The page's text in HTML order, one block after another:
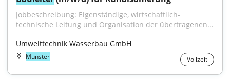
Jobbeschreibung: Eigenständige, wirtschaftlich-
technische Leitung und Organisation der übertragenen...
Umwelttechnik Wasserbau GmbH
Münster Vollzeit